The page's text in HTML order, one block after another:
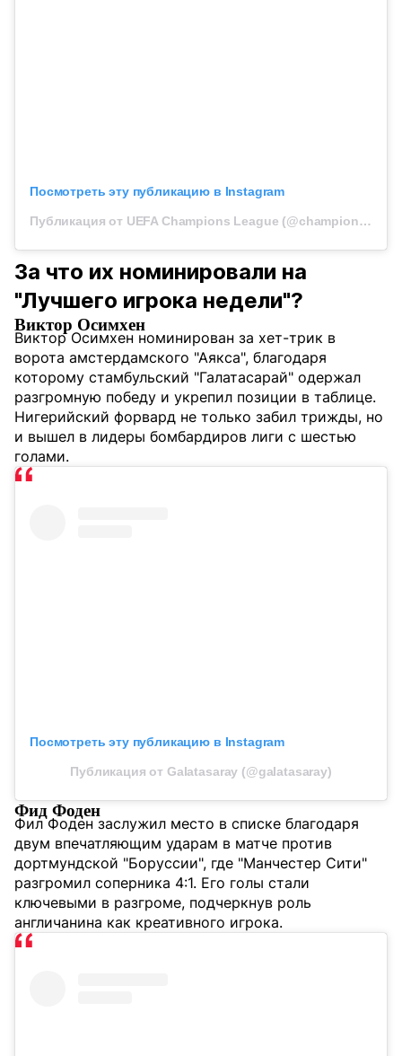
Посмотреть эту публикацию в Instagram
Публикация от UEFA Champions League (@championsleague)
За что их номинировали на
"Лучшего игрока недели"?
Виктор Осимхен
Виктор Осимхен номинирован за хет-трик в
ворота амстердамского "Аякса", благодаря
которому стамбульский "Галатасарай" одержал
разгромную победу и укрепил позиции в таблице.
Нигерийский форвард не только забил трижды, но
и вышел в лидеры бомбардиров лиги с шестью
голами.
Посмотреть эту публикацию в Instagram
Публикация от Galatasaray (@galatasaray)
Фид Фоден
Фил Фоден заслужил место в списке благодаря
двум впечатляющим ударам в матче против
дортмундской "Боруссии", где "Манчестер Сити"
разгромил соперника 4:1. Его голы стали
ключевыми в разгроме, подчеркнув роль
англичанина как креативного игрока.